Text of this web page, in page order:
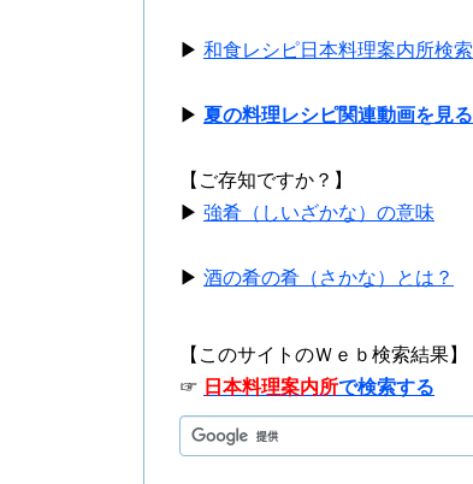
▶ 和食レシピ日本料理案内所検索
▶ 夏の料理レシピ関連動画を見る
【ご存知ですか？】
▶ 強肴（しいざかな）の意味
▶ 酒の肴の肴（さかな）とは？
【このサイトのＷｅｂ検索結果】
☞ 日本料理案内所で検索する